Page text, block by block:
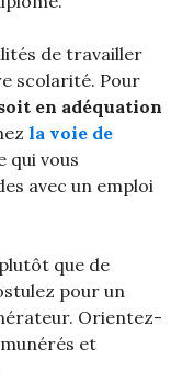
de travailler
scolarité. Pour
en adéquation
la voie de
qui vous
avec un emploi
que de
pour un
Orientez-
et